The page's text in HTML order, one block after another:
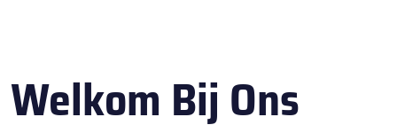
Welkom Bij Ons